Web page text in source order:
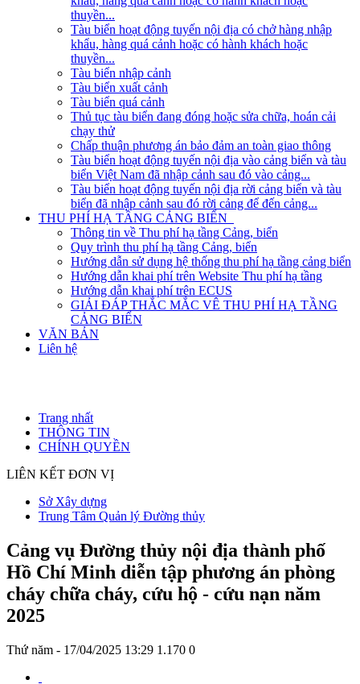
thuyền...
Tàu biển hoạt động tuyến nội địa có chở hàng nhập
khẩu, hàng quá cảnh hoặc có hành khách hoặc
thuyền...
Tàu biển nhập cảnh
Tàu biển xuất cảnh
Tàu biển quá cảnh
Thủ tục tàu biển đang đóng hoặc sửa chữa, hoán cải
chạy thử
Chấp thuận phương án bảo đảm an toàn giao thông
Tàu biển hoạt động tuyến nội địa vào cảng biển và tàu
biển Việt Nam đã nhập cảnh sau đó vào cảng...
Tàu biển hoạt động tuyến nội địa rời cảng biển và tàu
biển đã nhập cảnh sau đó rời cảng để đến cảng...
THU PHÍ HẠ TẦNG CẢNG BIỂN
Thông tin về Thu phí hạ tầng Cảng, biển
Quy trình thu phí hạ tầng Cảng, biển
Hướng dẫn sử dụng hệ thống thu phí hạ tầng cảng biển
Hướng dẫn khai phí trên Website Thu phí hạ tầng
Hướng dẫn khai phí trên ECUS
GIẢI ĐÁP THẮC MẮC VÊ THU PHÍ HẠ TẦNG
CẢNG BIỂN
VĂN BẢN
Liên hệ
Trang nhất
THÔNG TIN
CHÍNH QUYỀN
LIÊN KẾT ĐƠN VỊ
Sở Xây dựng
Trung Tâm Quản lý Đường thủy
Cảng vụ Đường thủy nội địa thành phố
Hồ Chí Minh diễn tập phương án phòng
cháy chữa cháy, cứu hộ - cứu nạn năm
2025
Thứ năm - 17/04/2025 13:29 1.170 0